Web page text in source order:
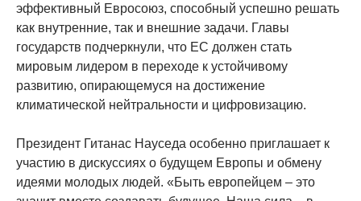
эффективный Евросоюз, способный успешно решать
как внутренние, так и внешние задачи. Главы
государств подчеркнули, что ЕС должен стать
мировым лидером в переходе к устойчивому
развитию, опирающемуся на достижение
климатической нейтральности и цифровизацию.
Президент Гитанас Науседа особенно приглашает к
участию в дискуссиях о будущем Европы и обмену
идеями молодых людей. «Быть ​​европейцем – это